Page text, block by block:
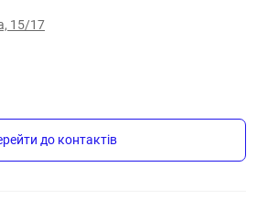
поєднанням розміру, форми,
місць, стилю офісу та
використання. Так сторінка
комерційний запит.
15/17
до контактів